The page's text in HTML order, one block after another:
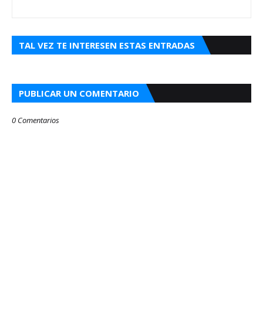
TAL VEZ TE INTERESEN ESTAS ENTRADAS
PUBLICAR UN COMENTARIO
0 Comentarios